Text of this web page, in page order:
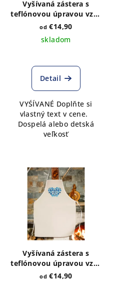
vo
Vyšívaná zástera s
teflónovou úpravou vzor
IKA folk
od €14,90
skladom
Detail
VYŚÍVANÉ Doplňte si
vlastný text v cene.
Dospelá alebo detská
veľkosť
Vyšívaná zástera s
teflónovou úpravou vzor
IKA modrá
od €14,90